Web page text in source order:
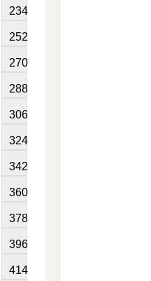
234
252
270
288
306
324
342
360
378
396
414